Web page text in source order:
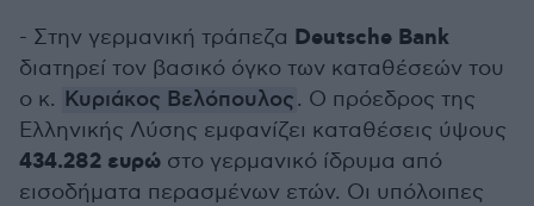
- Στην γερμανική τράπεζα Deutsche Bank
διατηρεί τον βασικό όγκο των καταθέσεών του
ο κ. Κυριάκος Βελόπουλος. Ο πρόεδρος της
Ελληνικής Λύσης εμφανίζει καταθέσεις ύψους
434.282 ευρώ στο γερμανικό ίδρυμα από
εισοδήματα περασμένων ετών. Οι υπόλοιπες